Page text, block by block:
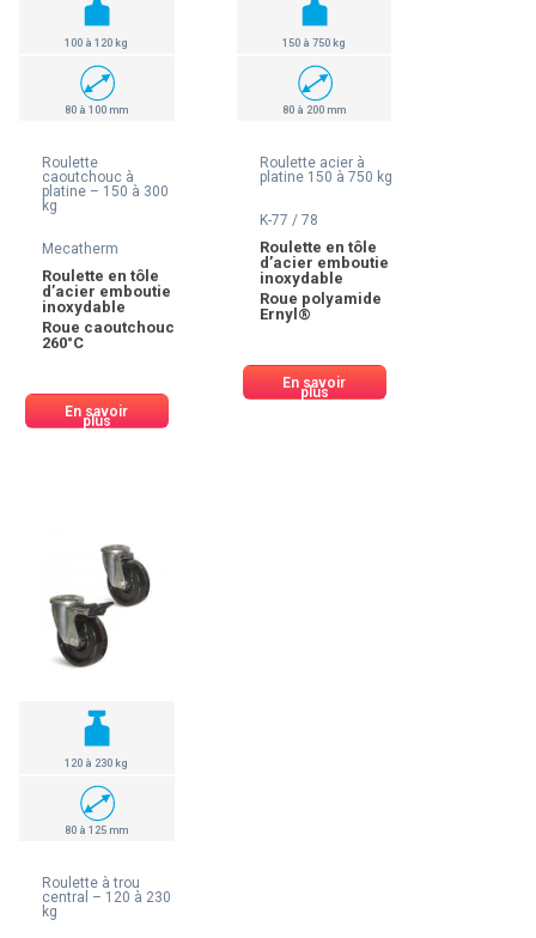
100 à 120 kg
80 à 100 mm
Roulette
caoutchouc à
platine – 150 à 300
kg
Mecatherm
Roulette en tôle
d’acier emboutie
inoxydable
Roue caoutchouc
260°C
En savoir
plus
150 à 750 kg
80 à 200 mm
Roulette acier à
platine 150 à 750 kg
K-77 / 78
Roulette en tôle
d’acier emboutie
inoxydable
Roue polyamide
Ernyl®
En savoir
plus
120 à 230 kg
80 à 125 mm
Roulette à trou
central – 120 à 230
kg